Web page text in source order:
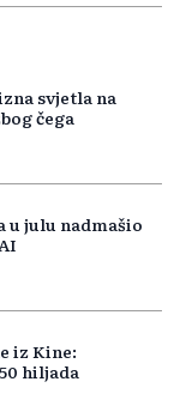
svjetla na
čega
u julu nadmašio
iz Kine:
hiljada